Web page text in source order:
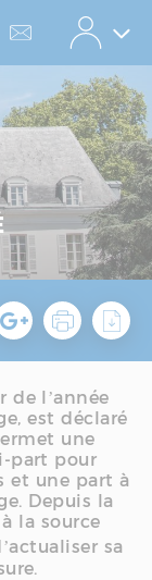
de l’année
est déclaré
une
part pour
et une part à
Depuis la
la source
sa